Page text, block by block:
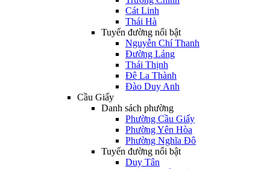
Cát Linh
Thái Hà
Tuyến đường nổi bật
Nguyễn Chí Thanh
Đường Láng
Thái Thịnh
Đê La Thành
Đào Duy Anh
Cầu Giấy
Danh sách phường
Phường Cầu Giấy
Phường Yên Hòa
Phường Nghĩa Đô
Tuyến đường nổi bật
Duy Tân